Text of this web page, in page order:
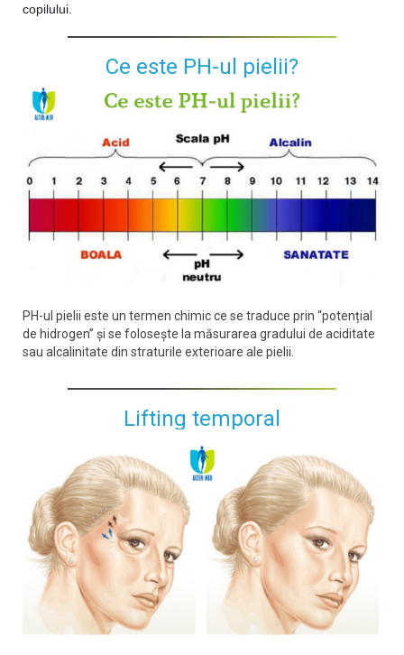
copilului.
Ce este PH-ul pielii?
PH-ul pielii este un termen chimic ce se traduce prin “potențial
de hidrogen” și se folosește la măsurarea gradului de aciditate
sau alcalinitate din straturile exterioare ale pielii.
Lifting temporal